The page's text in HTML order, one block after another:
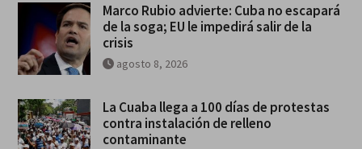
Marco Rubio advierte: Cuba no escapará
de la soga; EU le impedirá salir de la
crisis
agosto 8, 2026
La Cuaba llega a 100 días de protestas
contra instalación de relleno
contaminante